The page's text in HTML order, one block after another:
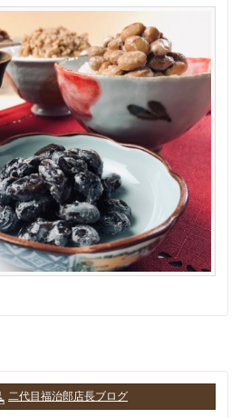
二代目福治郎店長ブログ